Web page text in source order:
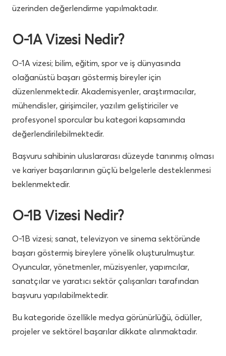
üzerinden değerlendirme yapılmaktadır.
O-1A Vizesi Nedir?
O-1A vizesi; bilim, eğitim, spor ve iş dünyasında
olağanüstü başarı göstermiş bireyler için
düzenlenmektedir. Akademisyenler, araştırmacılar,
mühendisler, girişimciler, yazılım geliştiriciler ve
profesyonel sporcular bu kategori kapsamında
değerlendirilebilmektedir.
Başvuru sahibinin uluslararası düzeyde tanınmış olması
ve kariyer başarılarının güçlü belgelerle desteklenmesi
beklenmektedir.
O-1B Vizesi Nedir?
O-1B vizesi; sanat, televizyon ve sinema sektöründe
başarı göstermiş bireylere yönelik oluşturulmuştur.
Oyuncular, yönetmenler, müzisyenler, yapımcılar,
sanatçılar ve yaratıcı sektör çalışanları tarafından
başvuru yapılabilmektedir.
Bu kategoride özellikle medya görünürlüğü, ödüller,
projeler ve sektörel başarılar dikkate alınmaktadır.